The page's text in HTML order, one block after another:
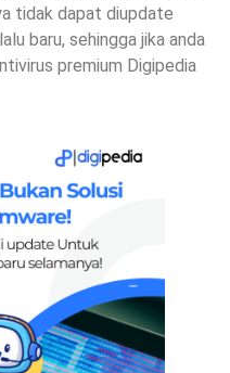
tidak dapat diupdate
baru, sehingga jika anda
premium Digipedia